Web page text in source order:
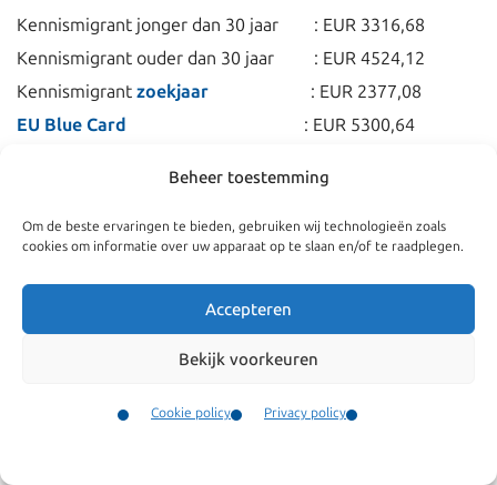
Beheer toestemming
Om de beste ervaringen te bieden, gebruiken wij technologieën zoals
cookies om informatie over uw apparaat op te slaan en/of te raadplegen.
Accepteren
Bekijk voorkeuren
Cookie policy Privacy policy
Kennismigrant jonger dan 30 jaar : EUR 3316,68
Kennismigrant ouder dan 30 jaar : EUR 4524,12
Kennismigrant zoekjaar : EUR 2377,08
EU Blue Card : EUR 5300,64
Bron: Staatscourant 2014, nr. 35740